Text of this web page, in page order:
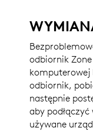
odbiornik
komputerowej
odbiornik,
następnie
aby
używane